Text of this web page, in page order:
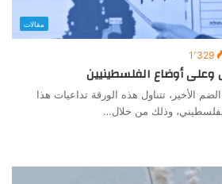
مقالات
1٬329
وعلى أوضاع الفلسطينيين
الأخير، تتناول هذه الورقة تداعيات هذا
وذلك من خلال…